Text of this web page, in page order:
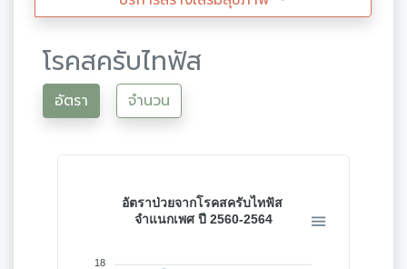
โรคสครับไทฟัส
อัตรา จำนวน